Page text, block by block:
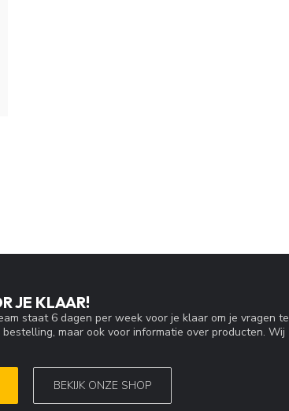
JE KLAAR!
staat 6 dagen per week voor je klaar om je vragen te
maar ook voor informatie over producten. Wij
BEKIJK ONZE SHOP